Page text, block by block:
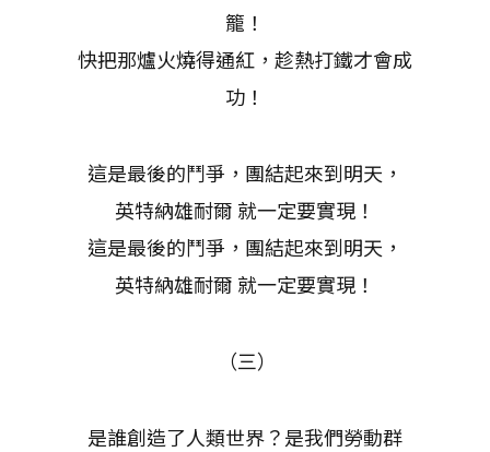
籠！
快把那爐火燒得通紅，趁熱打鐵才會成
功！
這是最後的鬥爭，團結起來到明天，
英特納雄耐爾 就一定要實現！
這是最後的鬥爭，團結起來到明天，
英特納雄耐爾 就一定要實現！
（三）
是誰創造了人類世界？是我們勞動群